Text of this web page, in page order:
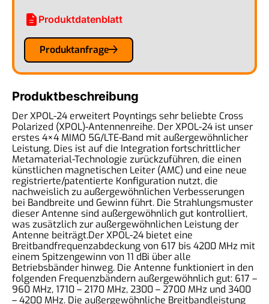
description Produktdatenblatt
Produktanfrage
Produktbeschreibung
Der XPOL-24 erweitert Poyntings sehr beliebte Cross
Polarized (XPOL)-Antennenreihe. Der XPOL-24 ist unser
erstes 4×4 MIMO 5G/LTE-Band mit außergewöhnlicher
Leistung. Dies ist auf die Integration fortschrittlicher
Metamaterial-Technologie zurückzuführen, die einen
künstlichen magnetischen Leiter (AMC) und eine neue
registrierte/patentierte Konfiguration nutzt, die
nachweislich zu außergewöhnlichen Verbesserungen
bei Bandbreite und Gewinn führt. Die Strahlungsmuster
dieser Antenne sind außergewöhnlich gut kontrolliert,
was zusätzlich zur außergewöhnlichen Leistung der
Antenne beiträgt.Der XPOL-24 bietet eine
Breitbandfrequenzabdeckung von 617 bis 4200 MHz mit
einem Spitzengewinn von 11 dBi über alle
Betriebsbänder hinweg. Die Antenne funktioniert in den
folgenden Frequenzbändern außergewöhnlich gut: 617 –
960 MHz, 1710 – 2170 MHz, 2300 – 2700 MHz und 3400
– 4200 MHz. Die außergewöhnliche Breitbandleistung